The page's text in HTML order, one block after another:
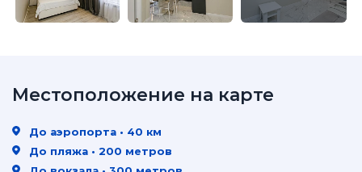
Местоположение на карте
До аэропорта • 40 км
До пляжа • 200 метров